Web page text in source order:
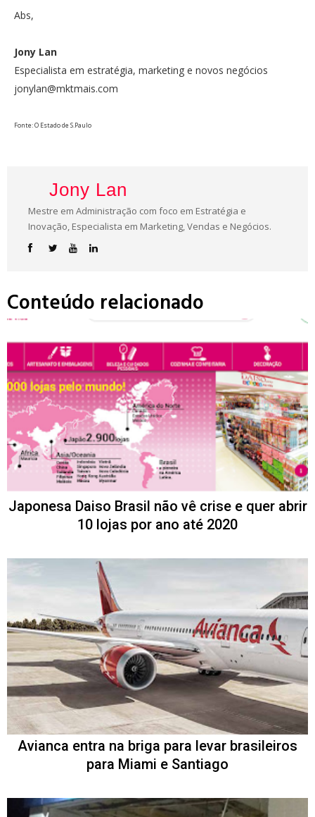
Abs,
Jony Lan
Especialista em estratégia, marketing e novos negócios
jonylan@mktmais.com
Fonte: O Estado de S.Paulo
Jony Lan
Mestre em Administração com foco em Estratégia e
Inovação, Especialista em Marketing, Vendas e Negócios.
Conteúdo relacionado
Japonesa Daiso Brasil não vê crise e quer abrir
10 lojas por ano até 2020
Avianca entra na briga para levar brasileiros
para Miami e Santiago